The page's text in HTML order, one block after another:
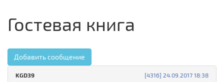
Гостевая книга
Добавить сообщение
[4316] 24.09.2017 18:38
KGD39